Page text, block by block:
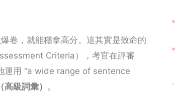
卷，就能穩拿高分。這其實是致命的
Criteria），考官在評審
運用 “a wide range of sentence
級詞彙） 。